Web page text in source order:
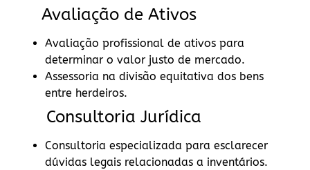
Avaliação de Ativos
Avaliação profissional de ativos para
determinar o valor justo de mercado.
Assessoria na divisão equitativa dos bens
entre herdeiros.
Consultoria Jurídica
Consultoria especializada para esclarecer
dúvidas legais relacionadas a inventários.